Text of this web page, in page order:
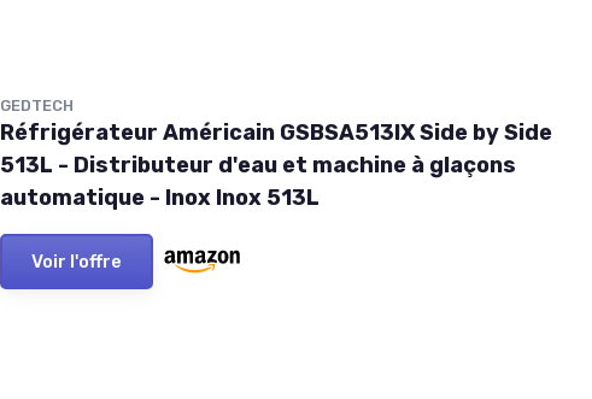
GEDTECH
Réfrigérateur Américain GSBSA513IX Side by Side
513L - Distributeur d'eau et machine à glaçons
automatique - Inox Inox 513L
Voir l'offre